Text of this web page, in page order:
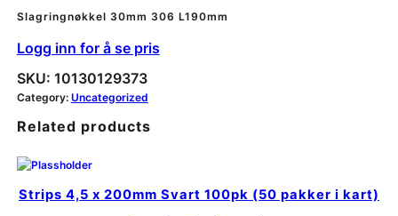
Slagringnøkkel 30mm 306 L190mm
Logg inn for å se pris
SKU: 10130129373
Category: Uncategorized
Related products
Strips 4,5 x 200mm Svart 100pk (50 pakker i kart)